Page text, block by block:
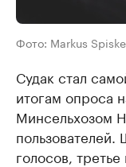
Фото: Markus
Судак стал
итогам опроса
Минсельхозом
пользователей.
голосов,